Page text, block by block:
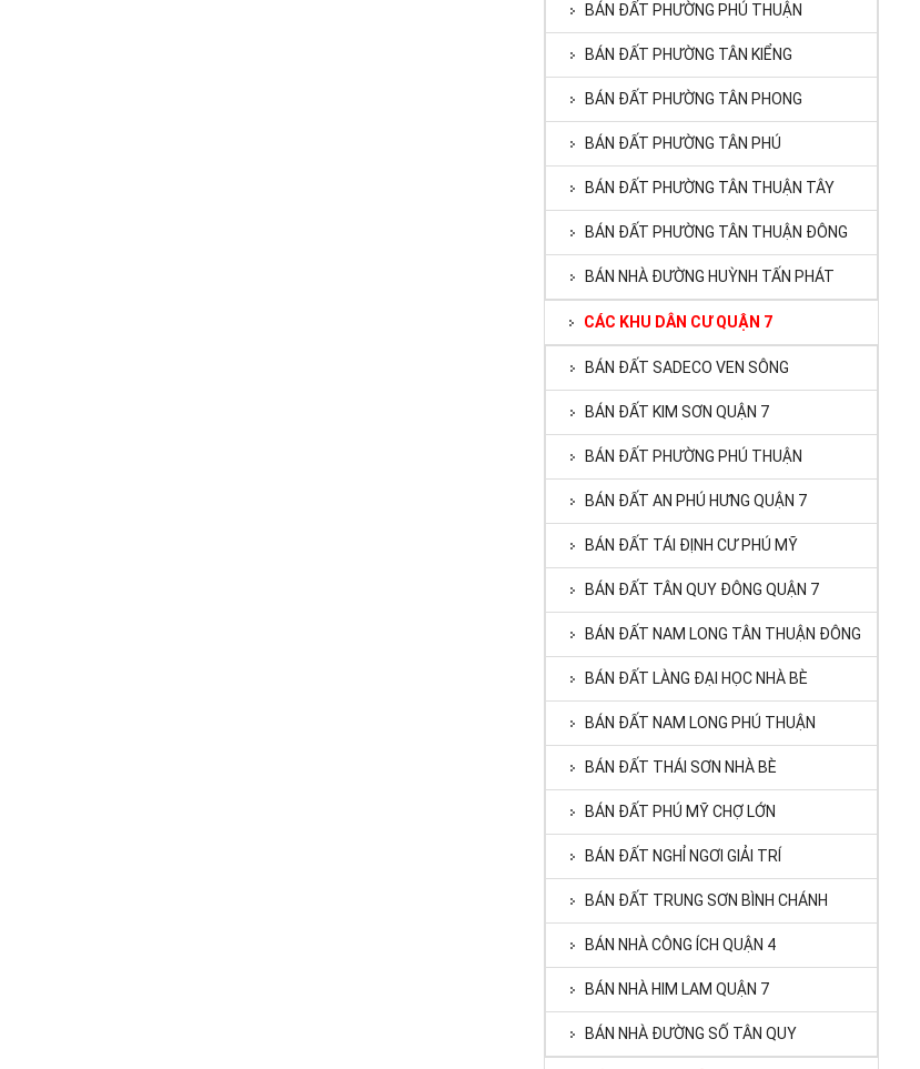
BÁN ĐẤT PHƯỜNG PHÚ THUẬN
BÁN ĐẤT PHƯỜNG TÂN KIỂNG
BÁN ĐẤT PHƯỜNG TÂN PHONG
BÁN ĐẤT PHƯỜNG TÂN PHÚ
BÁN ĐẤT PHƯỜNG TÂN THUẬN TÂY
BÁN ĐẤT PHƯỜNG TÂN THUẬN ĐÔNG
BÁN NHÀ ĐƯỜNG HUỲNH TẤN PHÁT
CÁC KHU DÂN CƯ QUẬN 7
BÁN ĐẤT SADECO VEN SÔNG
BÁN ĐẤT KIM SƠN QUẬN 7
BÁN ĐẤT PHƯỜNG PHÚ THUẬN
BÁN ĐẤT AN PHÚ HƯNG QUẬN 7
BÁN ĐẤT TÁI ĐỊNH CƯ PHÚ MỸ
BÁN ĐẤT TÂN QUY ĐÔNG QUẬN 7
BÁN ĐẤT NAM LONG TÂN THUẬN ĐÔNG
BÁN ĐẤT LÀNG ĐẠI HỌC NHÀ BÈ
BÁN ĐẤT NAM LONG PHÚ THUẬN
BÁN ĐẤT THÁI SƠN NHÀ BÈ
BÁN ĐẤT PHÚ MỸ CHỢ LỚN
BÁN ĐẤT NGHỈ NGƠI GIẢI TRÍ
BÁN ĐẤT TRUNG SƠN BÌNH CHÁNH
BÁN NHÀ CÔNG ÍCH QUẬN 4
BÁN NHÀ HIM LAM QUẬN 7
BÁN NHÀ ĐƯỜNG SỐ TÂN QUY